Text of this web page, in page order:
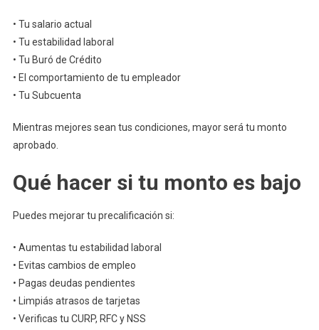
• Tu salario actual
• Tu estabilidad laboral
• Tu Buró de Crédito
• El comportamiento de tu empleador
• Tu Subcuenta
Mientras mejores sean tus condiciones, mayor será tu monto
aprobado.
Qué hacer si tu monto es bajo
Puedes mejorar tu precalificación si:
• Aumentas tu estabilidad laboral
• Evitas cambios de empleo
• Pagas deudas pendientes
• Limpiás atrasos de tarjetas
• Verificas tu CURP, RFC y NSS